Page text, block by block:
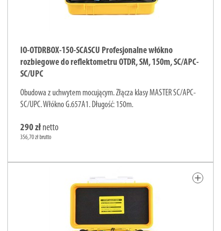
IO-OTDRBOX-150-SCASCU Profesjonalne włókno
rozbiegowe do reflektometru OTDR, SM, 150m, SC/APC-
SC/UPC
Obudowa z uchwytem mocującym. Złącza klasy MASTER SC/APC-
SC/UPC. Włókno G.657A1. Długość: 150m.
290 zł netto
356,70 zł brutto
add